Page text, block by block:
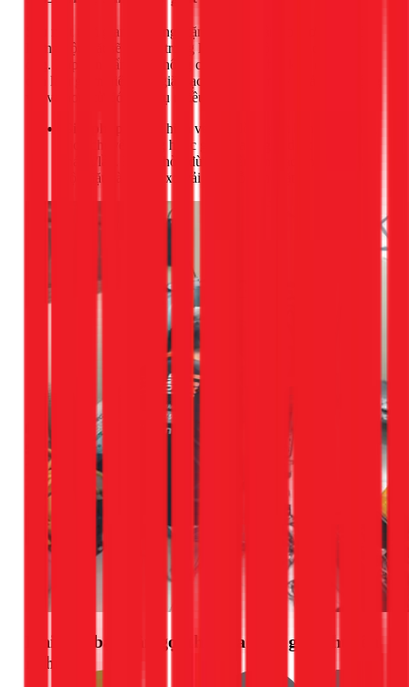
Sau một thời gian sử dụng, cặn bẩn từ quần áo, xơ vải và dư
lượng bột giặt sẽ tích tụ trong lồng giặt, bộ lọc và các đường
ống. Lớp cặn bẩn này không chỉ gây mùi hôi khó chịu mà
còn làm giảm hiệu quả giặt sạch và khiến máy phải hoạt động
vất vả hơn, từ đó tiêu thụ nhiều điện hơn.
Thực hiện vệ sinh lồng giặt bằng các dung
dịch chuyên dụng hoặc giấm/baking soda ít nhất 3
tháng/lần. Đồng thời, đừng quên làm sạch ngăn chứa
bột giặt và bộ lọc xơ vải sau mỗi lần giặt.
Khi nào bạn cần gọi thợ sửa máy giặt chuyên
nghiệp?